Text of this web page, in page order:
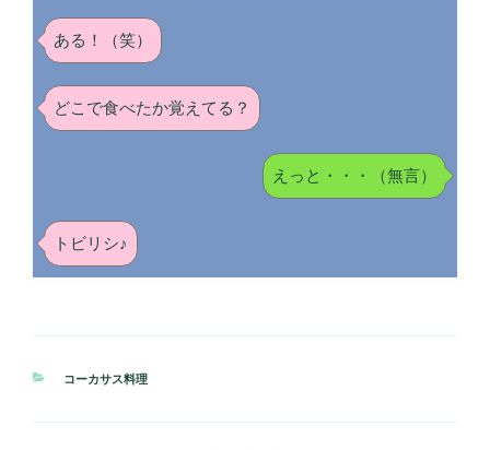
ある！（笑）
どこで食べたか覚えてる？
えっと・・・（無言）
トビリシ♪
カ
コーカサス料理